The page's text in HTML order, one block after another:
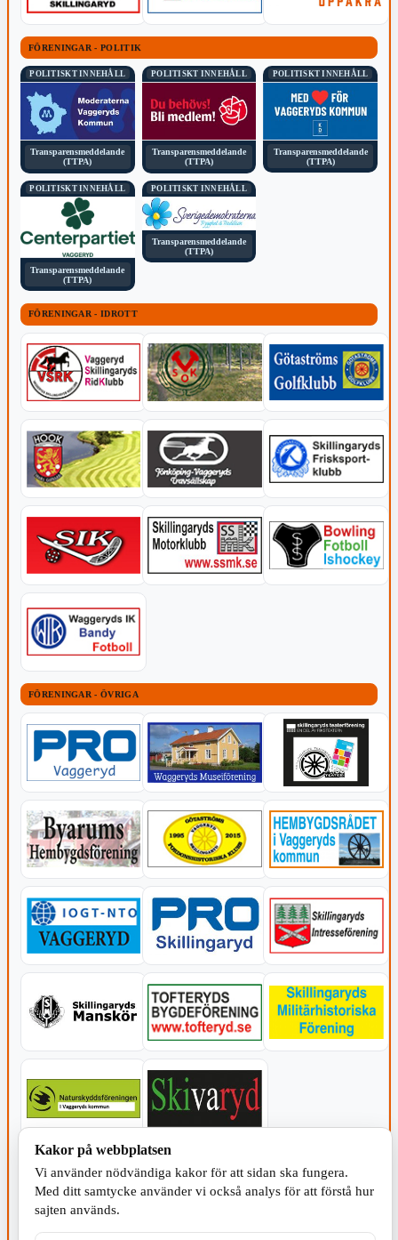
FÖRENINGAR - POLITIK
POLITISKT INNEHÅLL
Transparensmeddelande
(TTPA)
POLITISKT INNEHÅLL
Transparensmeddelande
(TTPA)
POLITISKT INNEHÅLL
Transparensmeddelande
(TTPA)
POLITISKT INNEHÅLL
Transparensmeddelande
(TTPA)
POLITISKT INNEHÅLL
Transparensmeddelande
(TTPA)
FÖRENINGAR - IDROTT
FÖRENINGAR - ÖVRIGA
Kakor på webbplatsen
Vi använder nödvändiga kakor för att sidan ska fungera.
Med ditt samtycke använder vi också analys för att förstå hur
sajten används.